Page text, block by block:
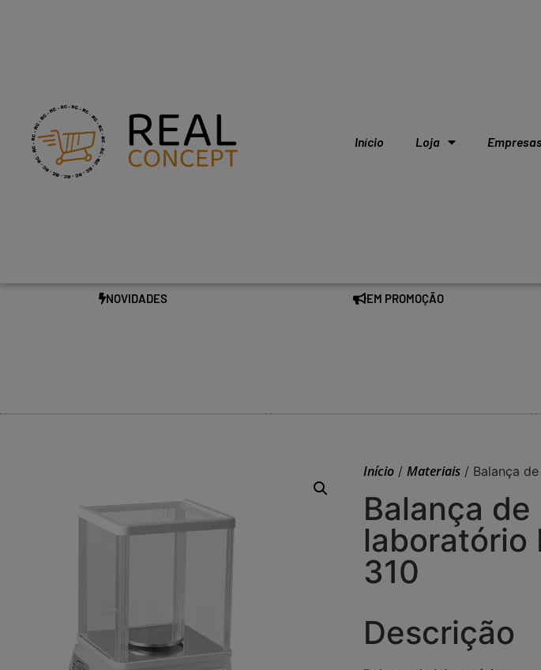
Início Loja
NOVIDADES EM PROMOÇÃO
Início / Materiais / Balança
Balança de
laboratório
310
Descrição